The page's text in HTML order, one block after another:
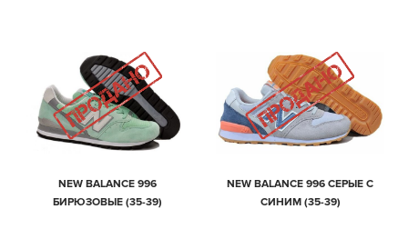
NEW BALANCE 996
БИРЮЗОВЫЕ (35-39)
NEW BALANCE 996 СЕРЫЕ С
СИНИМ (35-39)